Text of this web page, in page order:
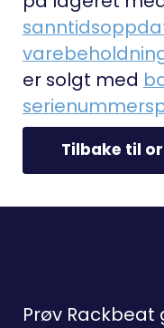
er solgt med
Tilbake til
Prøv Rackbeat